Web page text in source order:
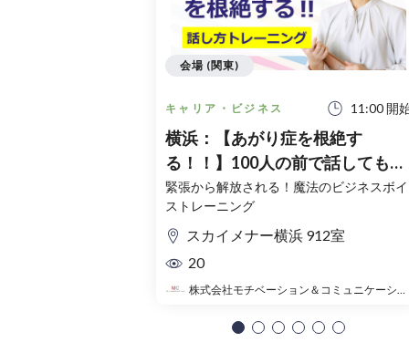
キャリア・ビジネス 11:00 開
横浜：【あがり症を根絶す
る！！】100人の前で話してもま
ったく緊張しない「話し方」実
セミナー
緊張から解放される！魔法のビジネスボイ
ストレーニング
スカイメナー横浜 912室
20
株式会社モチベーション＆コミュニケーション
会場 (関東)